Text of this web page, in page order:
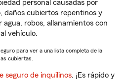
personal causadas por
daños cubiertos repentinos y
agua, robos, allanamientos con
vehículo.
para ver a una lista completa de la
cubiertas.
seguro de inquilinos. ¡Es rápido y